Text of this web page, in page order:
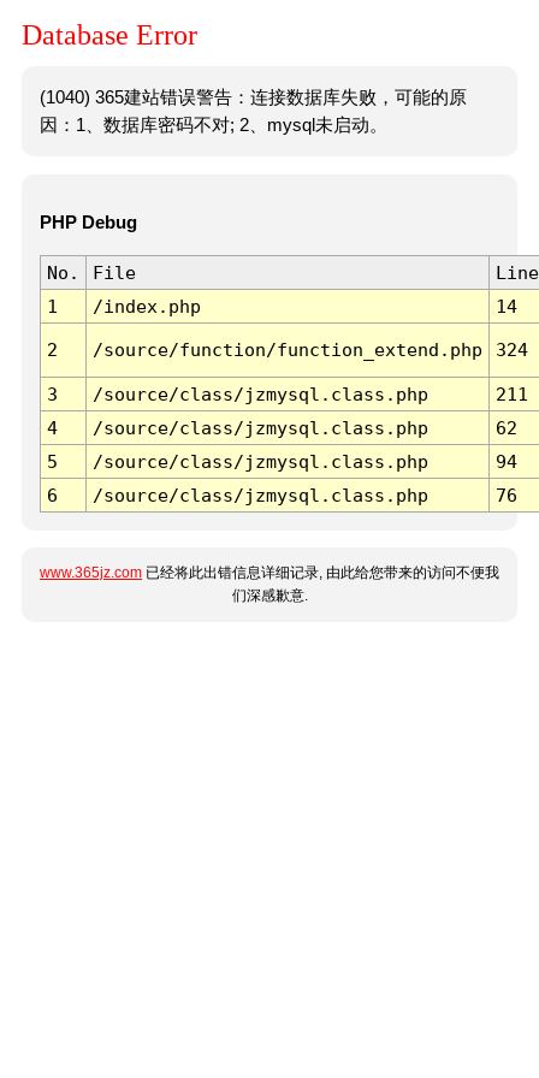
Database Error
(1040) 365建站错误警告：连接数据库失败，可能的原
因：1、数据库密码不对; 2、mysql未启动。
PHP Debug
No. File
Line
1
/index.php 14
2 /source/function/function_extend.php 324
3 /source/class/jzmysql.class.php
211
4
/source/class/jzmysql.class.php
62
5
/source/class/jzmysql.class.php
94
6
/source/class/jzmysql.class.php 76
www.365jz.com 已经将此出错信息详细记录, 由此给您带来的访问不便我
们深感歉意.